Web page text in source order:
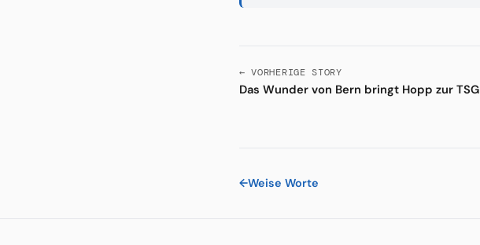
← VORHERIGE STORY
Das Wunder von Bern bringt Hopp zur TSG
←Weise Worte